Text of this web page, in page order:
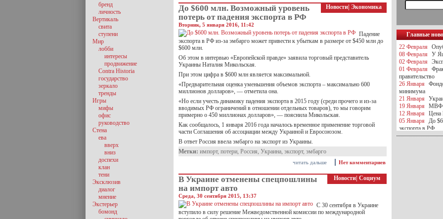
Новости Экономика
До $600 млн. Возможный уровень
потерь от падения экспорта в РФ
Вторник, 5 января 2016, 11:42
Падение
экспорта в РФ из-за эмбарго может привести к убыткам в размере от $450 млн до
$600 млн.
Об этом в интервью «Европейской правде» заявила торговый представитель
Украины Наталия Микольская.
При этом цифра в $600 млн является максимальной.
«Предварительная оценка уменьшения объемов экспорта – максимально 600
миллионов долларов», — отметила она.
«Но если учесть динамику падения экспорта в 2015 году (среди прочего и из-за
вводимых РФ ограничений в отношении отдельных товаров), то мы говорим
примерно о 450 миллионах долларов», — пояснила Микольская.
Как сообщалось, 1 января 2016 года началось временное применение торговой
части Соглашения об ассоциации между Украиной и Евросоюзом.
В ответ Россия ввела эмбарго на экспорт из Украины.
Метки: импорт, потери, Россия, Украина, экспорт, эмбарго
Нет комментариев
читать дальше
Новости Социум
В Украине отменены спецпошлины
на импорт авто
Среда, 30 сентября 2015, 13:37
С 30 сентября в Украине
вступило в силу решение Межведомственной комиссии по международной
бренд
личность
Вертикаль
свита
ступени
Мир
лобби
интересы
продвижение
Contra Historia
государство
зеркало
тренды
Игры
мифы
офис
руководство
Стена
ева
вверх
вниз
доспехи
клан
тени
Эксклюзив
диалог
мнение
Экстерьер
бомонд
Главные
22 Февраля
08 Февраля
У
02 Февраля
01 Февраля
правительство
26 Января
минимума
21 Января
19 Января
МВФ
12 Января
Цена
05 Января
До
экспорта в РФ
05 Января
Киев